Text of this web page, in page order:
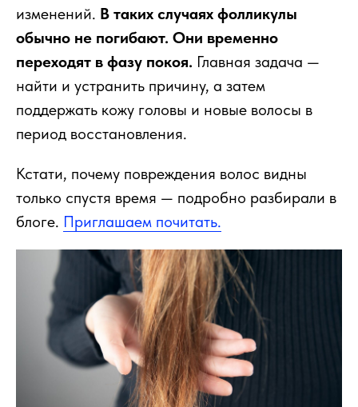
изменений. В таких случаях фолликулы
обычно не погибают. Они временно
переходят в фазу покоя. Главная задача —
найти и устранить причину, а затем
поддержать кожу головы и новые волосы в
период восстановления.
Кстати, почему повреждения волос видны
только спустя время — подробно разбирали в
блоге. Приглашаем почитать.